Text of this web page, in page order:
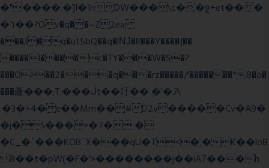
�"����.�]I�1nDW���\c��ջ+et���
�ר��?Ov�q��~Z2ea
���J�q�ut5bQ��q�lǊ�R���Y����{��
����l����c�TY���W�S�?
���O>��2���q���rz�����/'�������*8�o�
���矗���;T:���ᒎt��吁�� �'�.Ὰ
.�3�+4�e��Mm��#D2v�����Cv�A9�
�j�S���>�7� �
�C_�`���KOB`X���qU�T<�,�K��lo8
8��t�pW(�F�'>��������j��iA7���h